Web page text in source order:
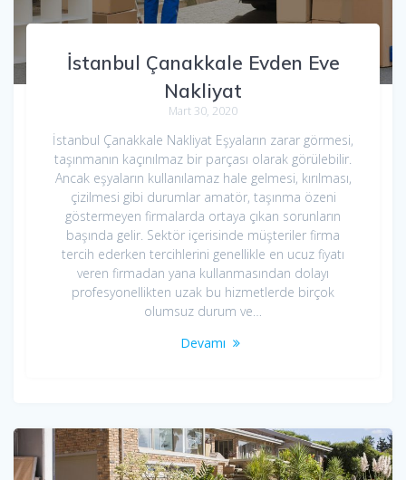
İstanbul Çanakkale Evden Eve
Nakliyat
Mart 30, 2020
İstanbul Çanakkale Nakliyat Eşyaların zarar görmesi,
taşınmanın kaçınılmaz bir parçası olarak görülebilir.
Ancak eşyaların kullanılamaz hale gelmesi, kırılması,
çizilmesi gibi durumlar amatör, taşınma özeni
göstermeyen firmalarda ortaya çıkan sorunların
başında gelir. Sektör içerisinde müşteriler firma
tercih ederken tercihlerini genellikle en ucuz fiyatı
veren firmadan yana kullanmasından dolayı
profesyonellikten uzak bu hizmetlerde birçok
olumsuz durum ve…
Devamı